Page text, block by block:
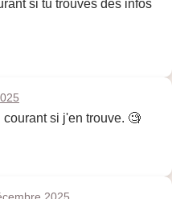
si tu trouves des infos
si j'en trouve. 🧐